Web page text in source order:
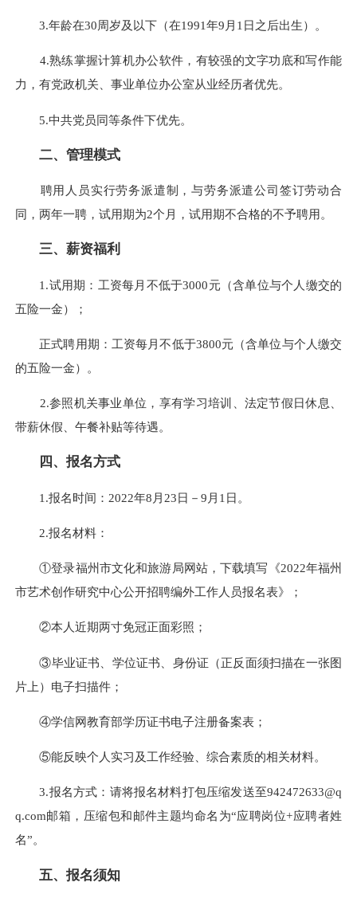
3.年龄在30周岁及以下（在1991年9月1日之后出生）。
4.熟练掌握计算机办公软件，有较强的文字功底和写作能
力，有党政机关、事业单位办公室从业经历者优先。
5.中共党员同等条件下优先。
二、管理模式
聘用人员实行劳务派遣制，与劳务派遣公司签订劳动合
同，两年一聘，试用期为2个月，试用期不合格的不予聘用。
三、薪资福利
1.试用期：工资每月不低于3000元（含单位与个人缴交的
五险一金）；
正式聘用期：工资每月不低于3800元（含单位与个人缴交
的五险一金）。
2.参照机关事业单位，享有学习培训、法定节假日休息、
带薪休假、午餐补贴等待遇。
四、报名方式
1.报名时间：2022年8月23日－9月1日。
2.报名材料：
①登录福州市文化和旅游局网站，下载填写《2022年福州
市艺术创作研究中心公开招聘编外工作人员报名表》；
②本人近期两寸免冠正面彩照；
③毕业证书、学位证书、身份证（正反面须扫描在一张图
片上）电子扫描件；
④学信网教育部学历证书电子注册备案表；
⑤能反映个人实习及工作经验、综合素质的相关材料。
3.报名方式：请将报名材料打包压缩发送至942472633@q
q.com邮箱，压缩包和邮件主题均命名为“应聘岗位+应聘者姓
名”。
五、报名须知